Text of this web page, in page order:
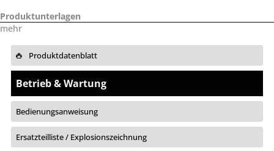
Produktunterlagen
mehr
Produktdatenblatt
Betrieb & Wartung
Bedienungsanweisung
Ersatzteilliste / Explosionszeichnung